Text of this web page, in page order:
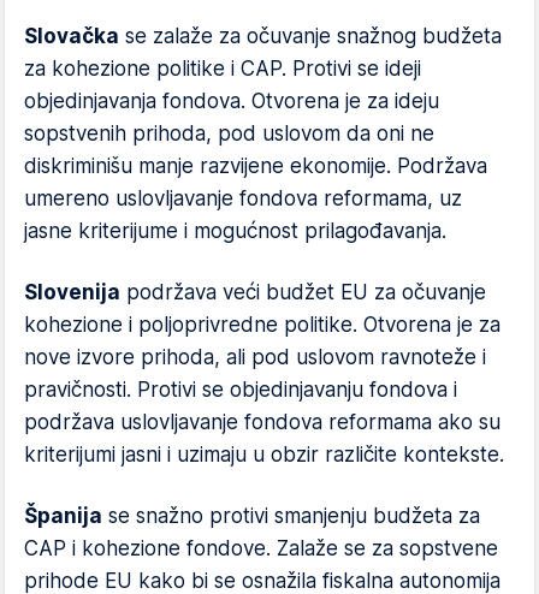
Slovačka se zalaže za očuvanje snažnog budžeta
za kohezione politike i CAP. Protivi se ideji
objedinjavanja fondova. Otvorena je za ideju
sopstvenih prihoda, pod uslovom da oni ne
diskriminišu manje razvijene ekonomije. Podržava
umereno uslovljavanje fondova reformama, uz
jasne kriterijume i mogućnost prilagođavanja.
Slovenija podržava veći budžet EU za očuvanje
kohezione i poljoprivredne politike. Otvorena je za
nove izvore prihoda, ali pod uslovom ravnoteže i
pravičnosti. Protivi se objedinjavanju fondova i
podržava uslovljavanje fondova reformama ako su
kriterijumi jasni i uzimaju u obzir različite kontekste.
Španija se snažno protivi smanjenju budžeta za
CAP i kohezione fondove. Zalaže se za sopstvene
prihode EU kako bi se osnažila fiskalna autonomija